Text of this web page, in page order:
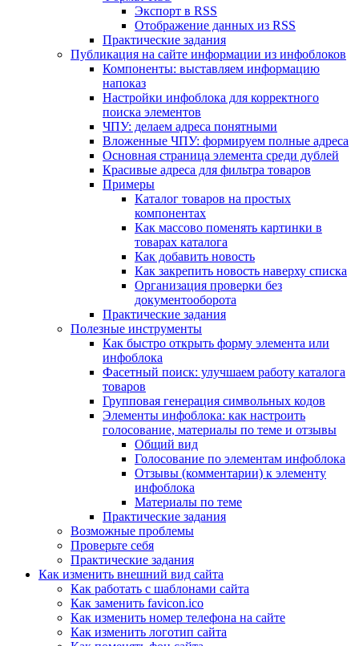
Экспорт в RSS
Отображение данных из RSS
Практические задания
Публикация на сайте информации из инфоблоков
Компоненты: выставляем информацию
напоказ
Настройки инфоблока для корректного
поиска элементов
ЧПУ: делаем адреса понятными
Вложенные ЧПУ: формируем полные адреса
Основная страница элемента среди дублей
Красивые адреса для фильтра товаров
Примеры
Каталог товаров на простых
компонентах
Как массово поменять картинки в
товарах каталога
Как добавить новость
Как закрепить новость наверху списка
Организация проверки без
документооборота
Практические задания
Полезные инструменты
Как быстро открыть форму элемента или
инфоблока
Фасетный поиск: улучшаем работу каталога
товаров
Групповая генерация символьных кодов
Элементы инфоблока: как настроить
голосование, материалы по теме и отзывы
Общий вид
Голосование по элементам инфоблока
Отзывы (комментарии) к элементу
инфоблока
Материалы по теме
Практические задания
Возможные проблемы
Проверьте себя
Практические задания
Как изменить внешний вид сайта
Как работать с шаблонами сайта
Как заменить favicon.ico
Как изменить номер телефона на сайте
Как изменить логотип сайта